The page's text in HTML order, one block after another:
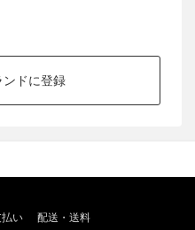
ンドに登録
い
配送・送料